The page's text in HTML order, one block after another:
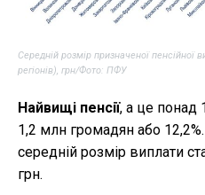
Середній розмір призначеної пенсійної
регіонів), грн/Фото: ПФУ
Найвищі пенсії, а це понад
1,2 млн громадян або
середній розмір виплати
грн.